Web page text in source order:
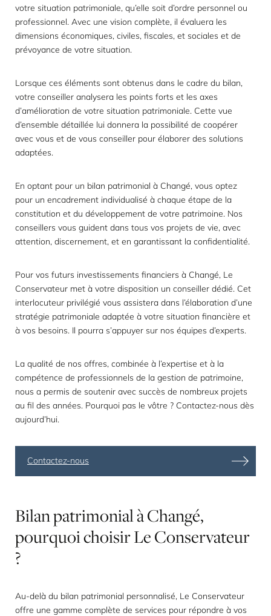
votre situation patrimoniale, qu’elle soit d’ordre personnel ou
professionnel. Avec une vision complète, il évaluera les
dimensions économiques, civiles, fiscales, et sociales et de
prévoyance de votre situation.
Lorsque ces éléments sont obtenus dans le cadre du bilan,
votre conseiller analysera les points forts et les axes
d’amélioration de votre situation patrimoniale. Cette vue
d’ensemble détaillée lui donnera la possibilité de coopérer
avec vous et de vous conseiller pour élaborer des solutions
adaptées.
En optant pour un bilan patrimonial à Changé, vous optez
pour un encadrement individualisé à chaque étape de la
constitution et du développement de votre patrimoine. Nos
conseillers vous guident dans tous vos projets de vie, avec
attention, discernement, et en garantissant la confidentialité.
Pour vos futurs investissements financiers à Changé, Le
Conservateur met à votre disposition un conseiller dédié. Cet
interlocuteur privilégié vous assistera dans l’élaboration d’une
stratégie patrimoniale adaptée à votre situation financière et
à vos besoins. Il pourra s’appuyer sur nos équipes d’experts.
La qualité de nos offres, combinée à l’expertise et à la
compétence de professionnels de la gestion de patrimoine,
nous a permis de soutenir avec succès de nombreux projets
au fil des années. Pourquoi pas le vôtre ? Contactez-nous dès
aujourd’hui.
Contactez-nous
BilanpatrimonialàChangé,
pourquoichoisirLeConservateur
?
Au-delà du bilan patrimonial personnalisé, Le Conservateur
offre une gamme complète de services pour répondre à vos